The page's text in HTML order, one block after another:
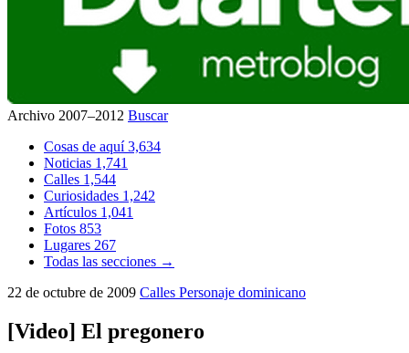
Archivo 2007–2012 Buscar
Cosas de aquí3,634
Noticias 1,741
Calles 1,544
Curiosidades 1,242
Artículos 1,041
Fotos 853
Lugares 267
Todas las secciones →
22 de octubre de 2009 Calles Personaje dominicano
[Video] El pregonero